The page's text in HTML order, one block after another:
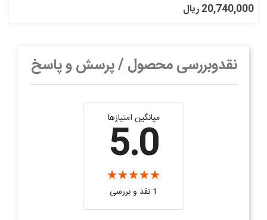
20,740,000 ریال
نقدوبررسی محصول / پرسش و پاسخ
میانگین امتیازها
5.0
1 نقد و بررسی